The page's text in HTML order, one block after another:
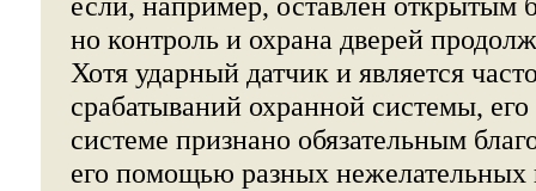
но контроль и охрана дверей
Хотя ударный датчик и является
срабатываний охранной системы, его
системе признано обязательным
его помощью разных нежелательных